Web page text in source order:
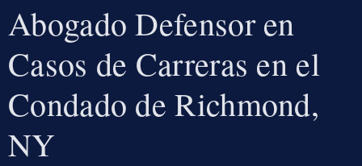
Abogado Defensor en
Casos de Carreras en el
Condado de Richmond,
NY